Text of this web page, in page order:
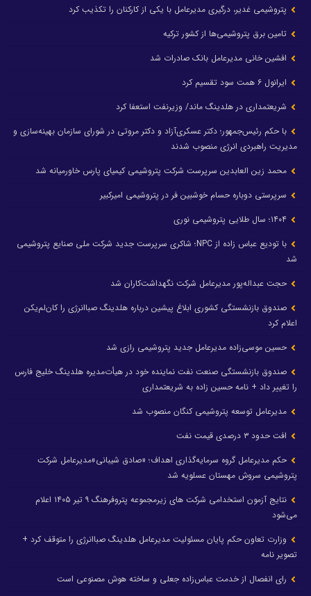
پتروشیمی غدیر، درگیری مدیرعامل با یکی از کارکنان را تکذیب کرد
تامین برق پتروشیمی‌ها از کشور ترکیه
افشین خانی مدیرعامل بانک صادرات شد
ایرانول ۶ همت سود تقسیم کرد
شریعتمداری در هلدینگ ماند/ وزیرنفت استعفا کرد
با حکم رئیس‌جمهور؛ دکتر عسکری‌آزاد و دکتر مروتی در شورای سازمان بهینه‌سازی و
مدیریت راهبردی انرژی منصوب شدند
محمد زین العابدین سرپرست شرکت پتروشیمی کیمیای پارس خاورمیانه شد
سرپرستی دوباره حسام خوشبین فر در پتروشیمی امیرکبیر
با تودیع عباس زاده از NPC؛ شاکری سرپرست جدید شرکت ملی صنایع پتروشیمی
شد
حجت عبداله‌پور مدیرعامل شرکت نگهداشت‌کاران شد
صندوق بازنشستگی کشوری ابلاغ پیشین درباره هلدینگ صباانرژی را کان‌لم‌یکن
اعلام کرد
حسین موسی‌زاده مدیرعامل جدید پتروشیمی رازی شد
صندوق بازنشستگی صنعت نفت نماینده خود در هیأت‌مدیره هلدینگ خلیج فارس
را تغییر داد + نامه حسین زاده به شریعتمداری
مدیرعامل توسعه پتروشیمی کنگان منصوب شد
افت حدود ۳ درصدی قیمت نفت
حکم مدیرعامل گروه سرمایه‌گذاری اهداف؛ «صادق شیبانی»مدیرعامل شرکت
پتروشیمی سروش مهستان عسلویه شد
نتایج آزمون استخدامی شرکت های زیرمجموعه پتروفرهنگ ۹ تیر ۱۴۰۵ اعلام
می‌شود
وزارت تعاون حکم پایان مسئولیت مدیرعامل هلدینگ صباانرژی را متوقف کرد +
تصویر نامه
رای انفصال از خدمت عباس‌زاده جعلی و ساخته هوش مصنوعی است